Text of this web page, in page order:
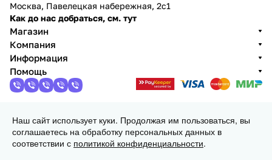
Москва, Павелецкая набережная, 2с1
Как до нас добраться, см. тут
Магазин
Компания
Информация
Помощь
2013 - 2026 © 3DiY (Тридиай) - интернет-магазин
комплектующих для 3D принтеров, ЧПУ станков и
робототехники
Наш сайт использует куки. Продолжая им пользоваться, вы
соглашаетесь на обработку персональных данных в
соответствии с политикой конфиденциальности.